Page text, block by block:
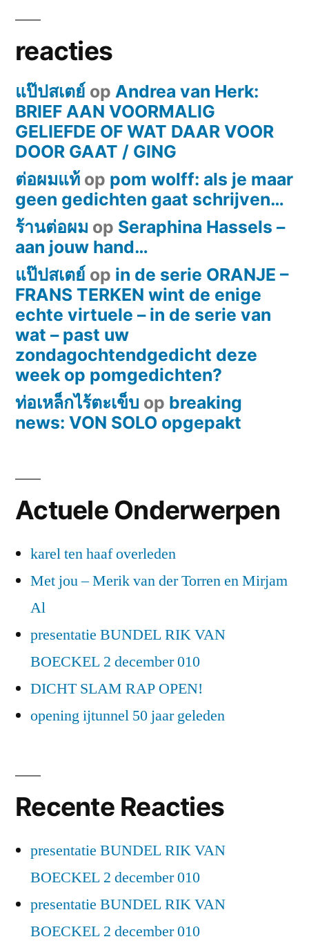
paginering
reacties
แป๊ปสเตย์ op Andrea van Herk:
BRIEF AAN VOORMALIG
GELIEFDE OF WAT DAAR VOOR
DOOR GAAT / GING
ต่อผมแท้ op pom wolff: als je maar
geen gedichten gaat schrijven…
ร้านต่อผม op Seraphina Hassels –
aan jouw hand…
แป๊ปสเตย์ op in de serie ORANJE –
FRANS TERKEN wint de enige
echte virtuele – in de serie van
wat – past uw
zondagochtendgedicht deze
week op pomgedichten?
ท่อเหล็กไร้ตะเข็บ op breaking
news: VON SOLO opgepakt
Actuele Onderwerpen
karel ten haaf overleden
Met jou – Merik van der Torren en Mirjam
Al
presentatie BUNDEL RIK VAN
BOECKEL 2 december 010
DICHT SLAM RAP OPEN!
opening ijtunnel 50 jaar geleden
Recente Reacties
presentatie BUNDEL RIK VAN
BOECKEL 2 december 010
presentatie BUNDEL RIK VAN
BOECKEL 2 december 010